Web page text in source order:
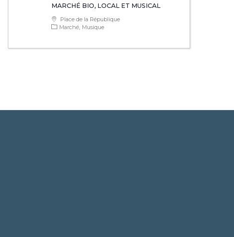
MARCHÉ BIO, LOCAL ET MUSICAL
Place de la République
Marché Musique